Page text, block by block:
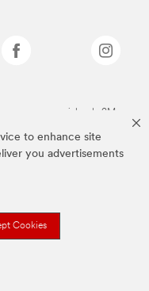
to enhance site
you advertisements
Cookies
marcas comerciales de 3M.